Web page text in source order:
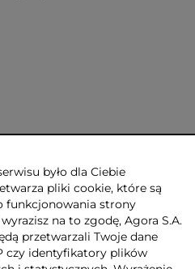
DLA MEDIÓW
REKLAMA
było dla Ciebie
pliki cookie, które są
funkcjonowania strony
na to zgodę, Agora S.A.
przetwarzali Twoje dane
czy identyfikatory plików